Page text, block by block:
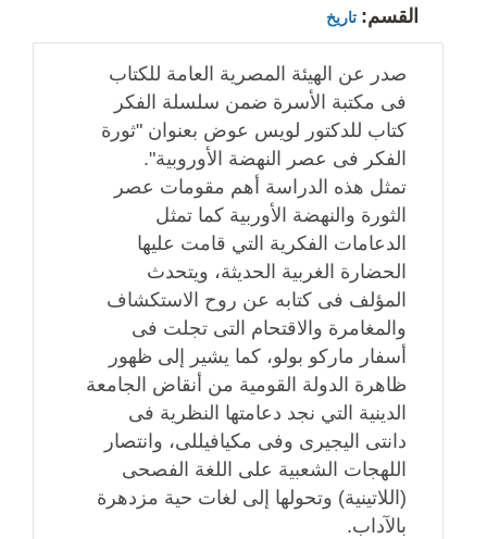
القسم: تاريخ
صدر عن الهيئة المصرية العامة للكتاب
فى مكتبة الأسرة ضمن سلسلة الفكر
كتاب للدكتور لويس عوض بعنوان "ثورة
الفكر فى عصر النهضة الأوروبية".
تمثل هذه الدراسة أهم مقومات عصر
الثورة والنهضة الأوربية كما تمثل
الدعامات الفكرية التي قامت عليها
الحضارة الغربية الحديثة، ويتحدث
المؤلف فى كتابه عن روح الاستكشاف
والمغامرة والاقتحام التى تجلت فى
أسفار ماركو بولو، كما يشير إلى ظهور
ظاهرة الدولة القومية من أنقاض الجامعة
الدينية التي نجد دعامتها النظرية فى
دانتى اليجيرى وفى مكيافيللى، وانتصار
اللهجات الشعبية على اللغة الفصحى
(اللاتينية) وتحولها إلى لغات حية مزدهرة
بالآداب.